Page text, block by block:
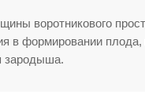
воротникового
в формировании
зародыша.